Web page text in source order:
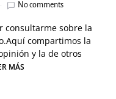
No comments
consultarme sobre la
compartimos la
y la de otros
MÁS